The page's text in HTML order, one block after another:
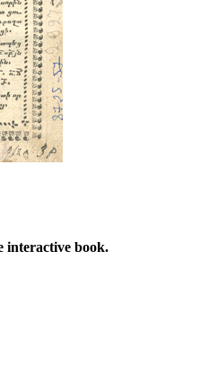
interactive book.